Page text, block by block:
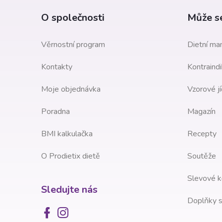
e
l
O společnosti
Věrnostní program
Kontakty
Moje objednávka
Poradna
BMI kalkulačka
O Prodietix dietě
Sledujte nás
Může
Dietní
Vzorové
Magazín
Recepty
Soutěže
Slevové
Doplňky